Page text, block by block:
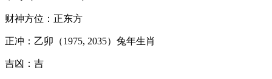
财神方位：正东方
正冲：乙卯（1975, 2035）兔年生肖
吉凶：吉